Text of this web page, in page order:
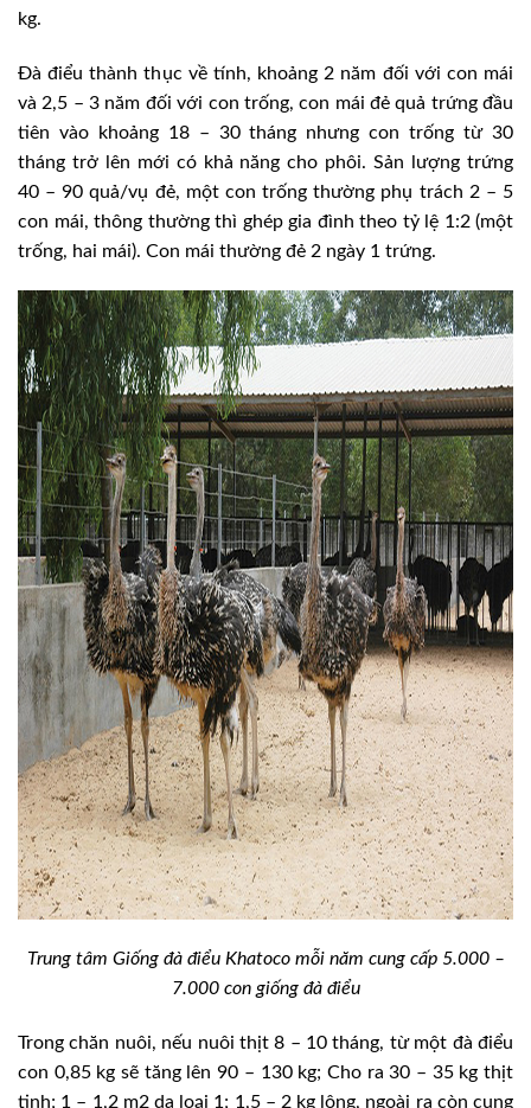
kg.
Đà điểu thành thục về tính, khoảng 2 năm đối với con mái
và 2,5 – 3 năm đối với con trống, con mái đẻ quả trứng đầu
tiên vào khoảng 18 – 30 tháng nhưng con trống từ 30
tháng trở lên mới có khả năng cho phôi. Sản lượng trứng
40 – 90 quả/vụ đẻ, một con trống thường phụ trách 2 – 5
con mái, thông thường thì ghép gia đình theo tỷ lệ 1:2 (một
trống, hai mái). Con mái thường đẻ 2 ngày 1 trứng.
Trung tâm Giống đà điểu Khatoco mỗi năm cung cấp 5.000 –
7.000 con giống đà điểu
Trong chăn nuôi, nếu nuôi thịt 8 – 10 tháng, từ một đà điểu
con 0,85 kg sẽ tăng lên 90 – 130 kg; Cho ra 30 – 35 kg thịt
tinh; 1 – 1,2 m2 da loại 1; 1,5 – 2 kg lông, ngoài ra còn cung